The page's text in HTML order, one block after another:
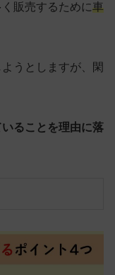
販売するために車
うとしますが、閑
いることを理由に落